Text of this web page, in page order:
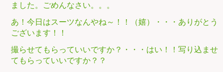
ました。ごめんなさい。。。
あ！今日はスーツなんやね～！！（嬉）・・・ありがとう
ございます！！
撮らせてもらっていいですか？・・・はい！！写り込ませ
てもらっていいですか？？